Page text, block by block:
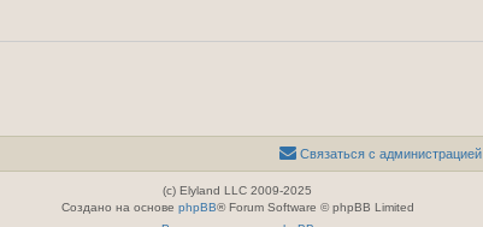
Связаться с администрацией
(c) Elyland LLC 2009-2025
Создано на основе phpBB® Forum Software © phpBB Limited